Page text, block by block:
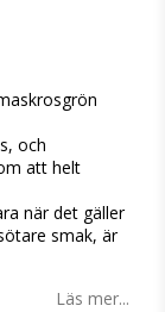
och
att helt
när det gäller
smak, är
Läs mer...